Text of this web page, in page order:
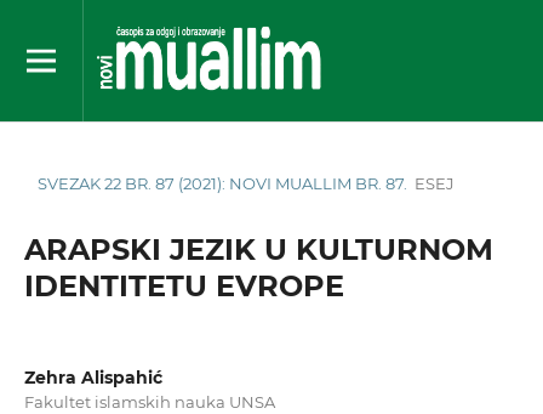
SVEZAK 22 BR. 87 (2021): NOVI MUALLIM BR. 87. ESEJ
ARAPSKI JEZIK U KULTURNOM
IDENTITETU EVROPE
Zehra Alispahić
Fakultet islamskih nauka UNSA